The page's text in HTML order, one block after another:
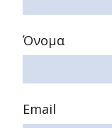
Όνομα
Email